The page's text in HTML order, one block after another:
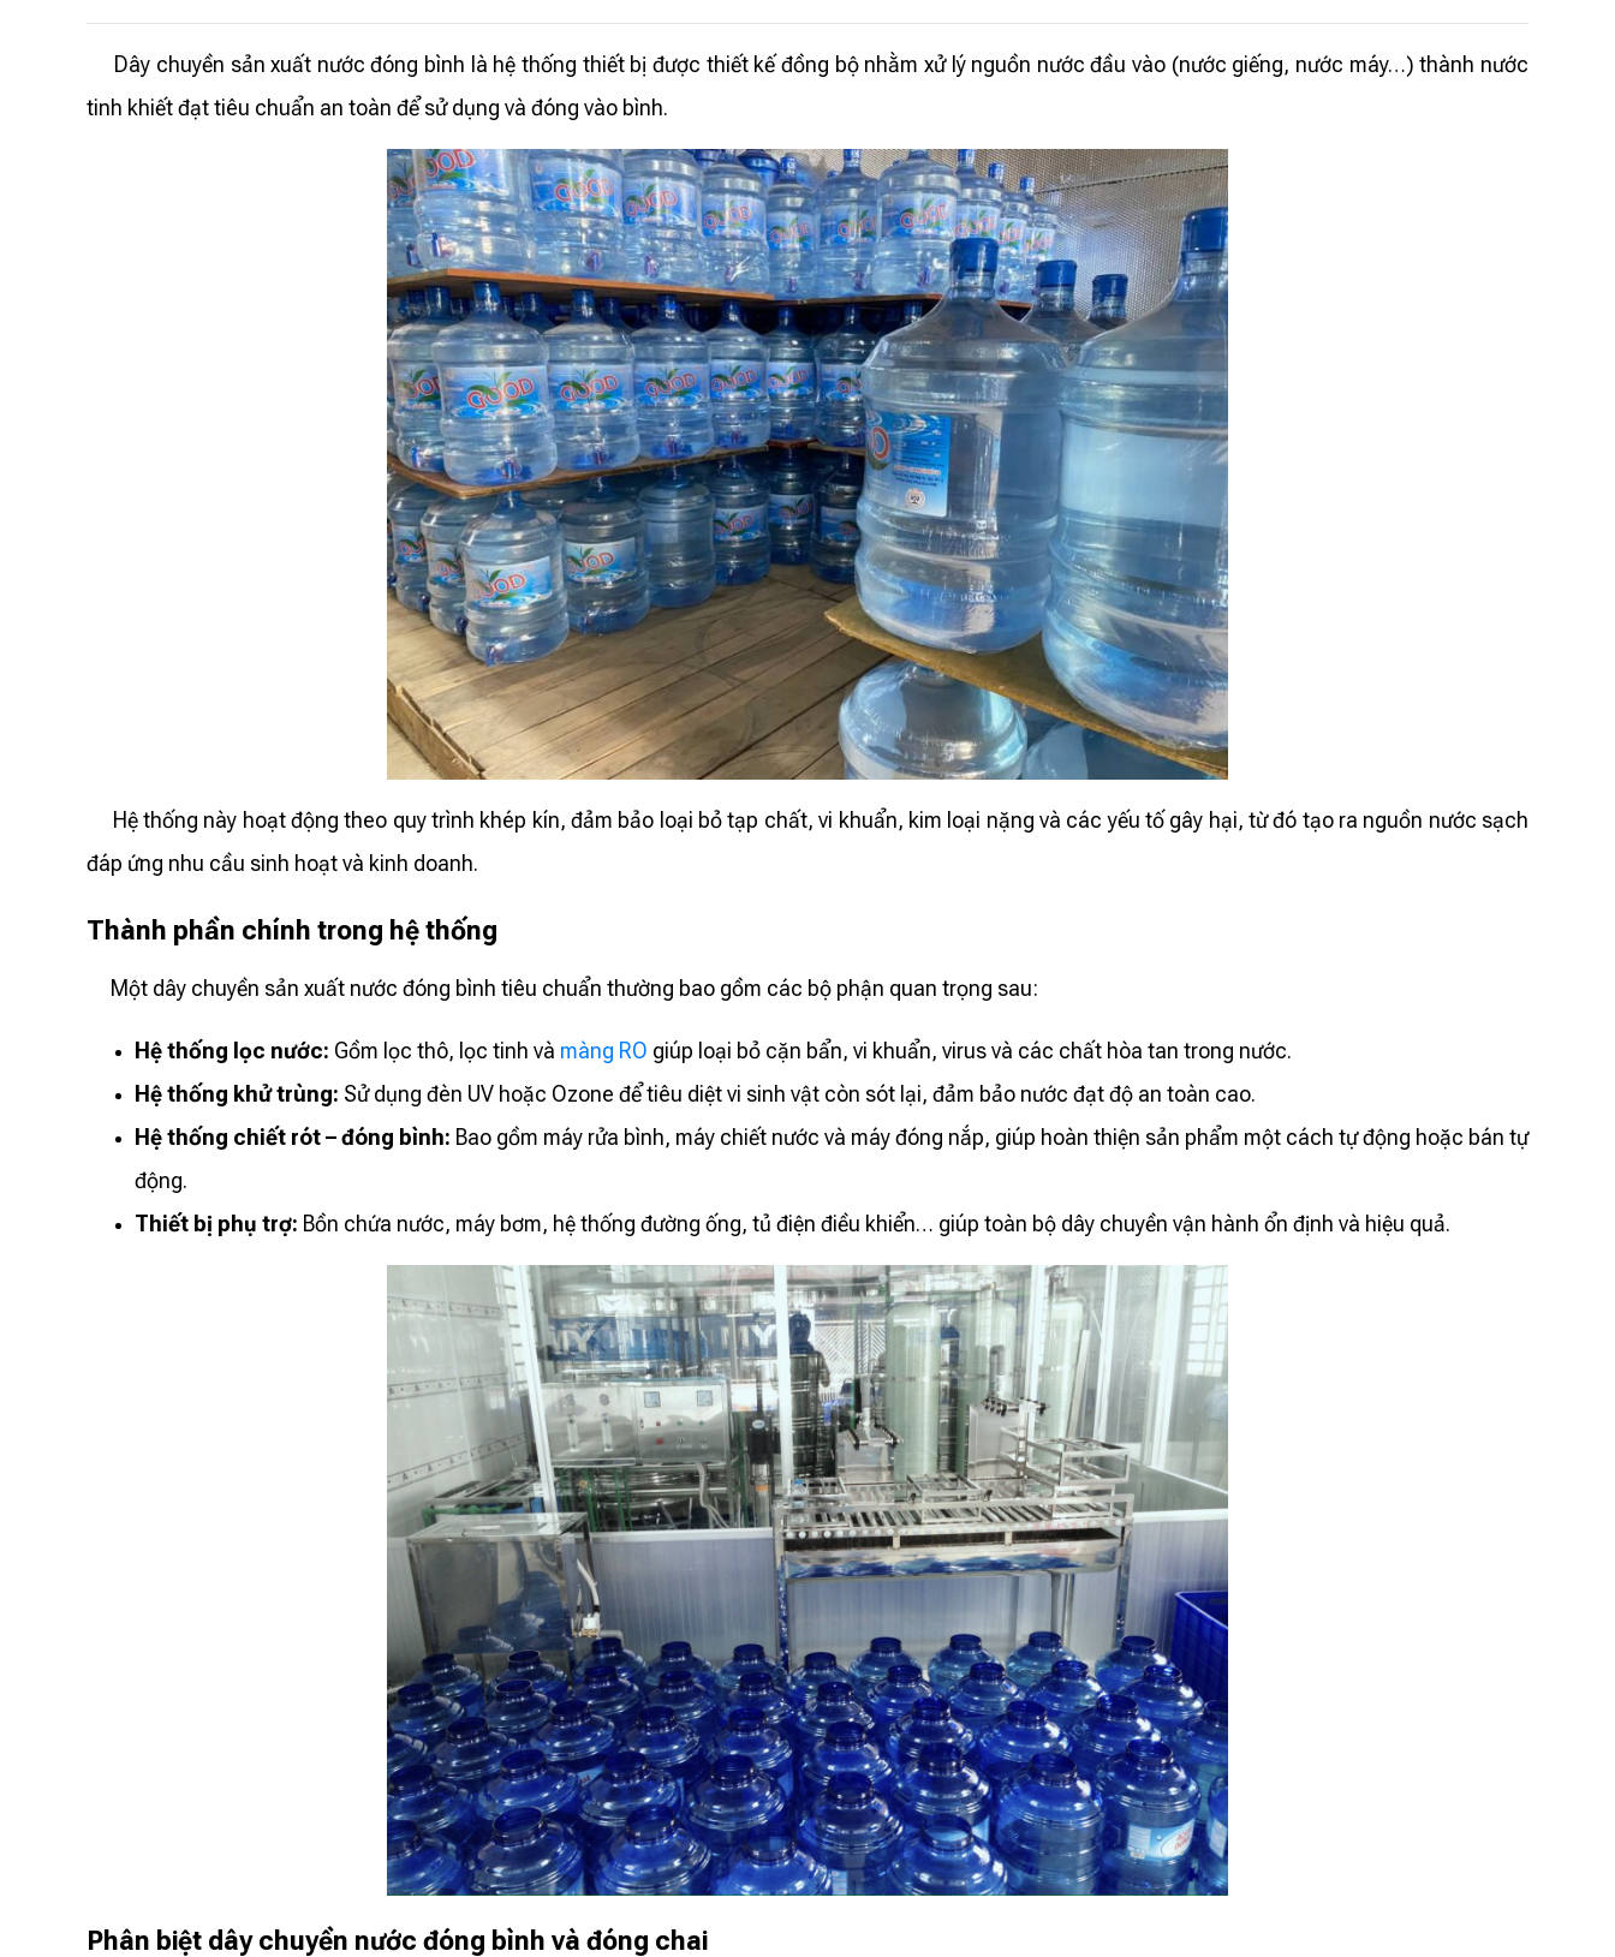
Dây chuyền sản xuất nước đóng bình là hệ thống thiết bị được thiết kế đồng bộ nhằm xử lý nguồn nước đầu vào (nước giếng, nước máy…) thành nước
tinh khiết đạt tiêu chuẩn an toàn để sử dụng và đóng vào bình.
Hệ thống này hoạt động theo quy trình khép kín, đảm bảo loại bỏ tạp chất, vi khuẩn, kim loại nặng và các yếu tố gây hại, từ đó tạo ra nguồn nước sạch
đáp ứng nhu cầu sinh hoạt và kinh doanh.
Thành phần chính trong hệ thống
Một dây chuyền sản xuất nước đóng bình tiêu chuẩn thường bao gồm các bộ phận quan trọng sau:
Hệ thống lọc nước: Gồm lọc thô, lọc tinh và màng RO giúp loại bỏ cặn bẩn, vi khuẩn, virus và các chất hòa tan trong nước.
Hệ thống khử trùng: Sử dụng đèn UV hoặc Ozone để tiêu diệt vi sinh vật còn sót lại, đảm bảo nước đạt độ an toàn cao.
Hệ thống chiết rót – đóng bình: Bao gồm máy rửa bình, máy chiết nước và máy đóng nắp, giúp hoàn thiện sản phẩm một cách tự động hoặc bán tự
động.
Thiết bị phụ trợ: Bồn chứa nước, máy bơm, hệ thống đường ống, tủ điện điều khiển… giúp toàn bộ dây chuyền vận hành ổn định và hiệu quả.
Phân biệt dây chuyền nước đóng bình và đóng chai